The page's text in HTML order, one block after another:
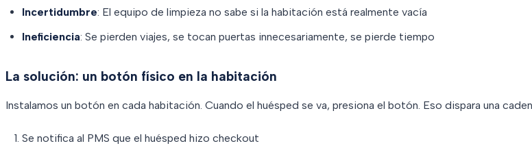
Incertidumbre: El equipo de limpieza no sabe si la habitación está realmente vacía
Ineficiencia: Se pierden viajes, se tocan puertas innecesariamente, se pierde tiempo
La solución: un botón físico en la habitación
Instalamos un botón en cada habitación. Cuando el huésped se va, presiona el botón. Eso dispara una
Se notifica al PMS que el huésped hizo checkout